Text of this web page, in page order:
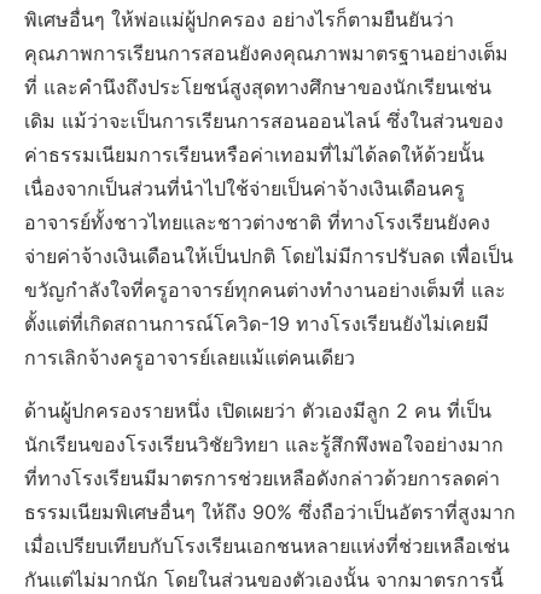
พิเศษอื่นๆ ให้พ่อแม่ผู้ปกครอง อย่างไรก็ตามยืนยันว่า
คุณภาพการเรียนการสอนยังคงคุณภาพมาตรฐานอย่างเต็ม
ที่ และคำนึงถึงประโยชน์สูงสุดทางศึกษาของนักเรียนเช่น
เดิม แม้ว่าจะเป็นการเรียนการสอนออนไลน์ ซึ่งในส่วนของ
ค่าธรรมเนียมการเรียนหรือค่าเทอมที่ไม่ได้ลดให้ด้วยนั้น
เนื่องจากเป็นส่วนที่นำไปใช้จ่ายเป็นค่าจ้างเงินเดือนครู
อาจารย์ทั้งชาวไทยและชาวต่างชาติ ที่ทางโรงเรียนยังคง
จ่ายค่าจ้างเงินเดือนให้เป็นปกติ โดยไม่มีการปรับลด เพื่อเป็น
ขวัญกำลังใจที่ครูอาจารย์ทุกคนต่างทำงานอย่างเต็มที่ และ
ตั้งแต่ที่เกิดสถานการณ์โควิด-19 ทางโรงเรียนยังไม่เคยมี
การเลิกจ้างครูอาจารย์เลยแม้แต่คนเดียว
ด้านผู้ปกครองรายหนึ่ง เปิดเผยว่า ตัวเองมีลูก 2 คน ที่เป็น
นักเรียนของโรงเรียนวิชัยวิทยา และรู้สึกพึงพอใจอย่างมาก
ที่ทางโรงเรียนมีมาตรการช่วยเหลือดังกล่าวด้วยการลดค่า
ธรรมเนียมพิเศษอื่นๆ ให้ถึง 90% ซึ่งถือว่าเป็นอัตราที่สูงมาก
เมื่อเปรียบเทียบกับโรงเรียนเอกชนหลายแห่งที่ช่วยเหลือเช่น
กันแต่ไม่มากนัก โดยในส่วนของตัวเองนั้น จากมาตรการนี้